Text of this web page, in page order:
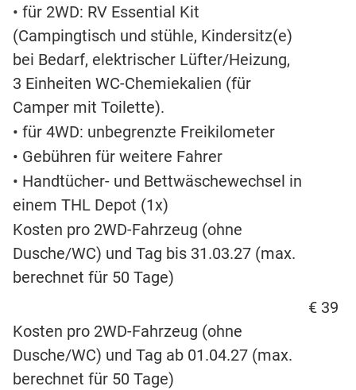
• für 2WD: RV Essential Kit
(Campingtisch und stühle, Kindersitz(e)
bei Bedarf, elektrischer Lüfter/Heizung,
3 Einheiten WC-Chemiekalien (für
Camper mit Toilette).
• für 4WD: unbegrenzte Freikilometer
• Gebühren für weitere Fahrer
• Handtücher- und Bettwäschewechsel in
einem THL Depot (1x)
Kosten pro 2WD-Fahrzeug (ohne
Dusche/WC) und Tag bis 31.03.27 (max.
berechnet für 50 Tage)
€ 39
Kosten pro 2WD-Fahrzeug (ohne
Dusche/WC) und Tag ab 01.04.27 (max.
berechnet für 50 Tage)